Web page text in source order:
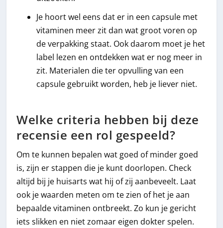
Je hoort wel eens dat er in een capsule met
vitaminen meer zit dan wat groot voren op
de verpakking staat. Ook daarom moet je het
label lezen en ontdekken wat er nog meer in
zit. Materialen die ter opvulling van een
capsule gebruikt worden, heb je liever niet.
Welke criteria hebben bij deze
recensie een rol gespeeld?
Om te kunnen bepalen wat goed of minder goed
is, zijn er stappen die je kunt doorlopen. Check
altijd bij je huisarts wat hij of zij aanbeveelt. Laat
ook je waarden meten om te zien of het je aan
bepaalde vitaminen ontbreekt. Zo kun je gericht
iets slikken en niet zomaar eigen dokter spelen.